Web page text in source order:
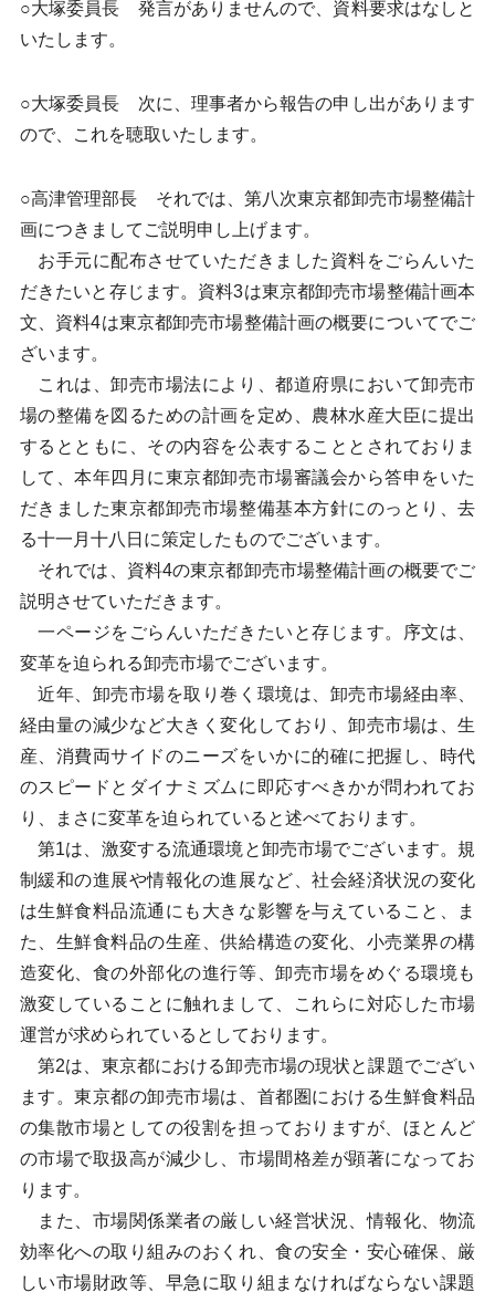
○大塚委員長 発言がありませんので、資料要求はなしと
いたします。
○大塚委員長 次に、理事者から報告の申し出があります
ので、これを聴取いたします。
○高津管理部長 それでは、第八次東京都卸売市場整備計
画につきましてご説明申し上げます。
お手元に配布させていただきました資料をごらんいた
だきたいと存じます。資料3は東京都卸売市場整備計画本
文、資料4は東京都卸売市場整備計画の概要についてでご
ざいます。
これは、卸売市場法により、都道府県において卸売市
場の整備を図るための計画を定め、農林水産大臣に提出
するとともに、その内容を公表することとされておりま
して、本年四月に東京都卸売市場審議会から答申をいた
だきました東京都卸売市場整備基本方針にのっとり、去
る十一月十八日に策定したものでございます。
それでは、資料4の東京都卸売市場整備計画の概要でご
説明させていただきます。
一ページをごらんいただきたいと存じます。序文は、
変革を迫られる卸売市場でございます。
近年、卸売市場を取り巻く環境は、卸売市場経由率、
経由量の減少など大きく変化しており、卸売市場は、生
産、消費両サイドのニーズをいかに的確に把握し、時代
のスピードとダイナミズムに即応すべきかが問われてお
り、まさに変革を迫られていると述べております。
第1は、激変する流通環境と卸売市場でございます。規
制緩和の進展や情報化の進展など、社会経済状況の変化
は生鮮食料品流通にも大きな影響を与えていること、ま
た、生鮮食料品の生産、供給構造の変化、小売業界の構
造変化、食の外部化の進行等、卸売市場をめぐる環境も
激変していることに触れまして、これらに対応した市場
運営が求められているとしております。
第2は、東京都における卸売市場の現状と課題でござい
ます。東京都の卸売市場は、首都圏における生鮮食料品
の集散市場としての役割を担っておりますが、ほとんど
の市場で取扱高が減少し、市場間格差が顕著になってお
ります。
また、市場関係業者の厳しい経営状況、情報化、物流
効率化への取り組みのおくれ、食の安全・安心確保、厳
しい市場財政等、早急に取り組まなければならない課題